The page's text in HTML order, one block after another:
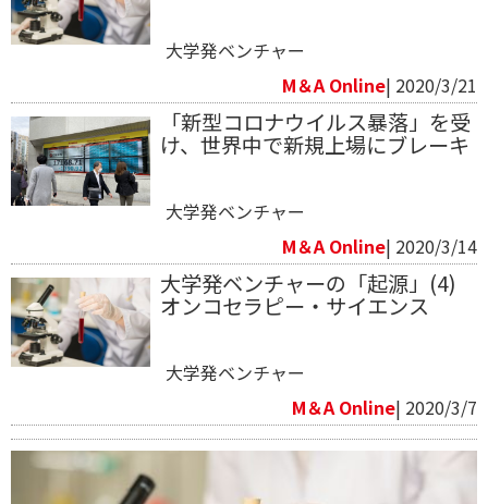
大学発ベンチャー
M＆A Online| 2020/3/21
「新型コロナウイルス暴落」を受
け、世界中で新規上場にブレーキ
大学発ベンチャー
M＆A Online| 2020/3/14
大学発ベンチャーの「起源」(4)
オンコセラピー・サイエンス
大学発ベンチャー
M＆A Online| 2020/3/7